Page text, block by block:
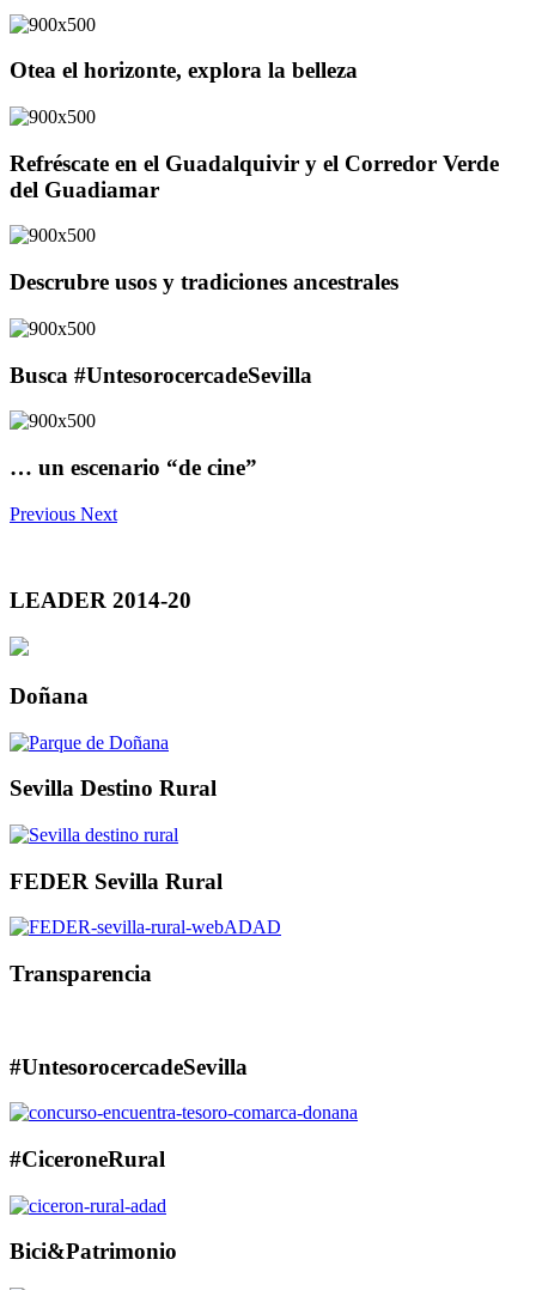
Otea el horizonte, explora la belleza
Refréscate en el Guadalquivir y el Corredor Verde
del Guadiamar
Descrubre usos y tradiciones ancestrales
Busca #UntesorocercadeSevilla
… un escenario “de cine”
Previous Next
LEADER 2014-20
Doñana
Sevilla Destino Rural
FEDER Sevilla Rural
Transparencia
#UntesorocercadeSevilla
#CiceroneRural
Bici&Patrimonio